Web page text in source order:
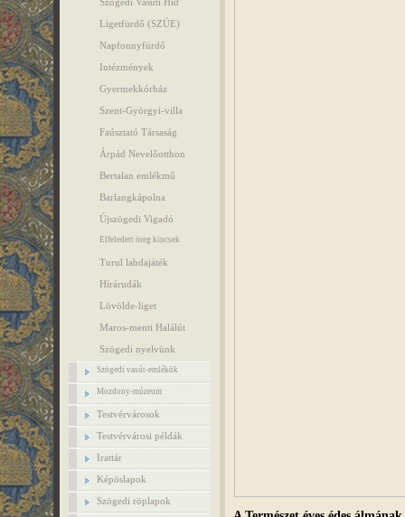
Ligetfürdő (SZÚE)
Napfonnyfürdő
Intézmények
Gyermekkórház
Szent-Györgyi-villa
Faúsztató Társaság
Árpád Nevelőotthon
Bertalan emlékmű
Barlangkápolna
Újszögedi Vigadó
Elfeledett öreg kincsek
Turul labdajáték
Hírárudák
Lövölde-liget
Maros-menti Halálút
Szögedi nyelvünk
Szögedi vasút-emlékök
Mozdony-múzeum
Testvérvárosok
Testvérvárosi példák
Irattár
Képöslapok
Szögedi röplapok